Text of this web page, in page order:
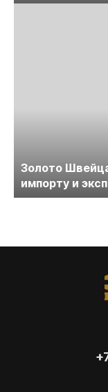
Золото
импорту и